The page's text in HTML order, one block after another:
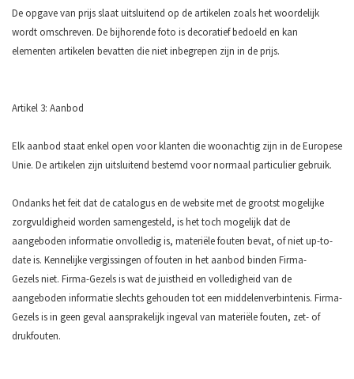
De opgave van prijs slaat uitsluitend op de artikelen zoals het woordelijk
wordt omschreven. De bijhorende foto is decoratief bedoeld en kan
elementen artikelen bevatten die niet inbegrepen zijn in de prijs.
Artikel 3: Aanbod
Elk aanbod staat enkel open voor klanten die woonachtig zijn in de Europese
Unie. De artikelen zijn uitsluitend bestemd voor normaal particulier gebruik.
Ondanks het feit dat de catalogus en de website met de grootst mogelijke
zorgvuldigheid worden samengesteld, is het toch mogelijk dat de
aangeboden informatie onvolledig is, materiële fouten bevat, of niet up-to-
date is. Kennelijke vergissingen of fouten in het aanbod binden Firma-
Gezels niet. Firma-Gezels is wat de juistheid en volledigheid van de
aangeboden informatie slechts gehouden tot een middelenverbintenis. Firma-
Gezels is in geen geval aansprakelijk ingeval van materiële fouten, zet- of
drukfouten.